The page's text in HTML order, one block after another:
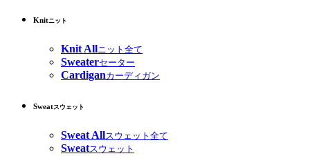
Knitニット
Knit Allニット全て
Sweaterセーター
Cardiganカーディガン
Sweatスウェット
Sweat Allスウェット全て
Sweatスウェット